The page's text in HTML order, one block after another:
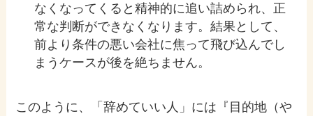
なくなってくると精神的に追い詰められ、正
常な判断ができなくなります。結果として、
前より条件の悪い会社に焦って飛び込んでし
まうケースが後を絶ちません。
このように、「辞めていい人」には『目的地（や